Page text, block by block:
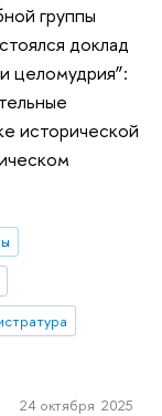
группы
доклад
целомудрия”:
исторической
24 октября 2025